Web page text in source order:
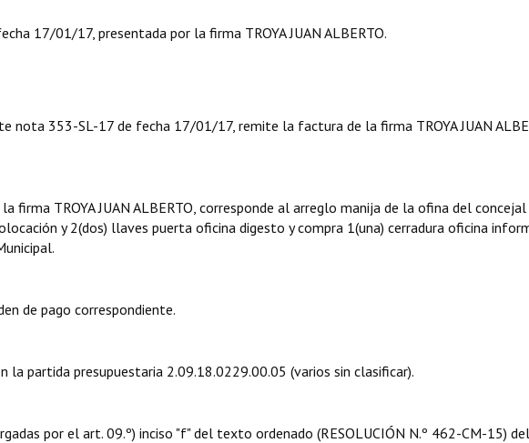
17/01/17, presentada por la firma TROYA JUAN ALBERTO.
nota 353-SL-17 de fecha 17/01/17, remite la factura de la firma TROYA JUAN
firma TROYA JUAN ALBERTO, corresponde al arreglo manija de la ofina del concejal
y 2(dos) llaves puerta oficina digesto y compra 1(una) cerradura oficina
de pago correspondiente.
la partida presupuestaria 2.09.18.0229.00.05 (varios sin clasificar).
por el art. 09.º) inciso "f" del texto ordenado (RESOLUCIÓN N.º 462-CM-15) del